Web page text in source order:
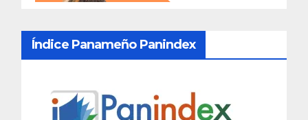
Índice Panameño Panindex